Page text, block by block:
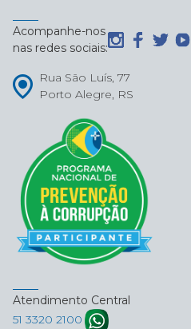
Acompanhe-nos
nas redes sociais:
Rua São Luís, 77
Porto Alegre, RS
Atendimento Central
51 3320 2100